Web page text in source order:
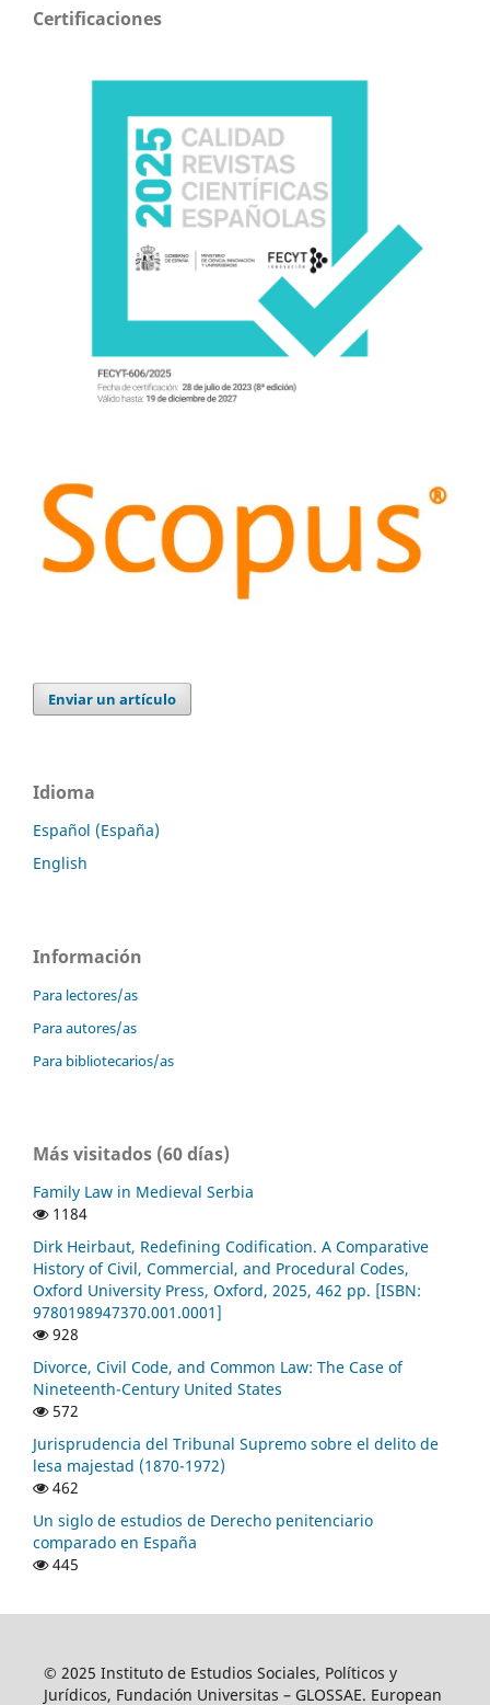
Certificaciones
Enviar un artículo
Idioma
Español (España)
English
Información
Para lectores/as
Para autores/as
Para bibliotecarios/as
Más visitados (60 días)
Family Law in Medieval Serbia
1184
Dirk Heirbaut, Redefining Codification. A Comparative
History of Civil, Commercial, and Procedural Codes,
Oxford University Press, Oxford, 2025, 462 pp. [ISBN:
9780198947370.001.0001]
928
Divorce, Civil Code, and Common Law: The Case of
Nineteenth-Century United States
572
Jurisprudencia del Tribunal Supremo sobre el delito de
lesa majestad (1870-1972)
462
Un siglo de estudios de Derecho penitenciario
comparado en España
445
© 2025 Instituto de Estudios Sociales, Políticos y
Jurídicos, Fundación Universitas – GLOSSAE. European